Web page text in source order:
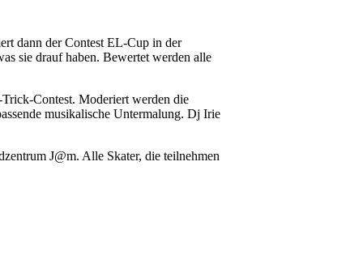
dann der Contest EL-Cup in der
sie drauf haben. Bewertet werden alle
Contest. Moderiert werden die
musikalische Untermalung. Dj Irie
J@m. Alle Skater, die teilnehmen